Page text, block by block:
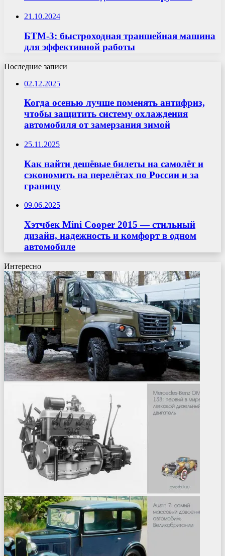
21.10.2024
БТМ-3: быстроходная траншейная машина
для эффективной работы
Последние записи
02.12.2025
Когда осенью лучше поменять антифриз,
чтобы защитить систему охлаждения
автомобиля от замерзания зимой
25.11.2025
Как найти дешёвые билеты на самолёт и
сэкономить на перелётах по России и за
границу
09.06.2025
Хэтчбек Mini Cooper 2015 — стильный
дизайн, надежность и комфорт в одном
автомобиле
Интересно